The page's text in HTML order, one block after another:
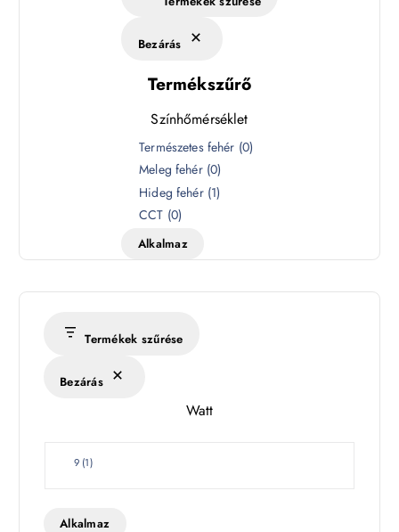
Bezárás
Termékszűrő
Színhőmérséklet
é
s
k
Természetes fehér (0)
Meleg fehér (0)
Hideg fehér (1)
CCT (0)
Alkalmaz
Termékek szűrése
Bezárás
Watt
W
t
9 (1)
Alkalmaz